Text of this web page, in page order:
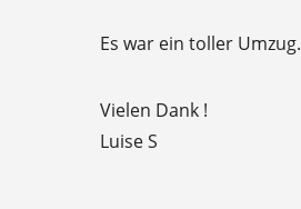
5
Es war ein toller Umzug.
Vielen Dank !
Luise S